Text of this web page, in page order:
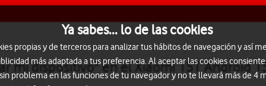
mi dispositivo" en el Xiaomi 15T Android
Ya sabes... lo de las cookies
propias y de terceros para analizar tus hábitos de navegación y así
más adaptada a tus preferencia. Al aceptar las cookies
problema en las funciones de tu navegador y no te llevará más de 4